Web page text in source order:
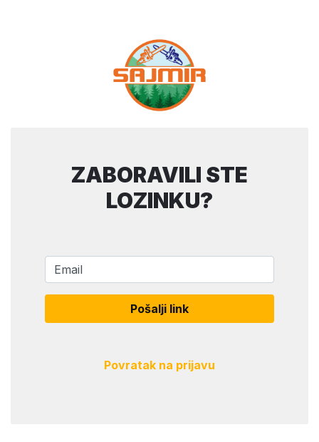
ZABORAVILI STE
LOZINKU?
Pošalji link
Povratak na prijavu